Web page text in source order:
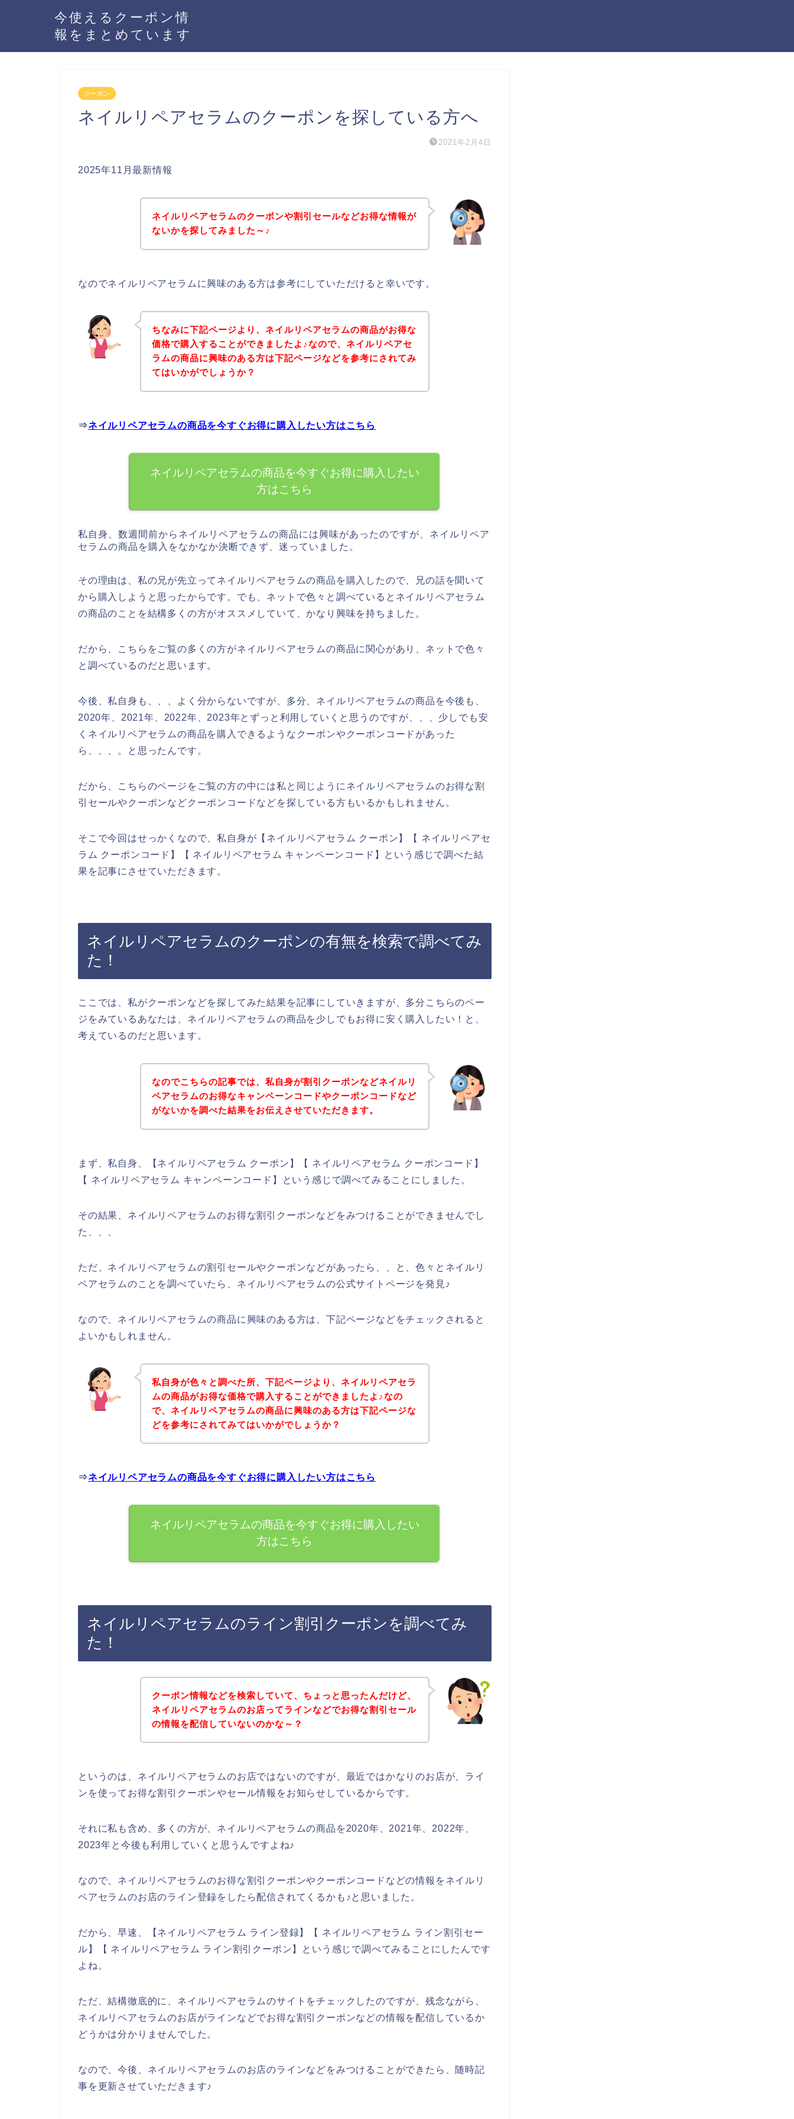
今使えるクーポン情
報をまとめています
クーポン
ネイルリペアセラムのクーポンを探している方へ
2021年2月4日
2025年11月最新情報
ネイルリペアセラムのクーポンや割引セールなどお得な情報が
ないかを探してみました～♪
なのでネイルリペアセラムに興味のある方は参考にしていただけると幸いです。
ちなみに下記ページより、ネイルリペアセラムの商品がお得な
価格で購入することができましたよ♪なので、ネイルリペアセ
ラムの商品に興味のある方は下記ページなどを参考にされてみ
てはいかがでしょうか？
⇒ネイルリペアセラムの商品を今すぐお得に購入したい方はこちら
ネイルリペアセラムの商品を今すぐお得に購入したい
方はこちら
私自身、数週間前からネイルリペアセラムの商品には興味があったのですが、ネイルリペア
セラムの商品を購入をなかなか決断できず、迷っていました。
その理由は、私の兄が先立ってネイルリペアセラムの商品を購入したので、兄の話を聞いて
から購入しようと思ったからです。でも、ネットで色々と調べているとネイルリペアセラム
の商品のことを結構多くの方がオススメしていて、かなり興味を持ちました。
だから、こちらをご覧の多くの方がネイルリペアセラムの商品に関心があり、ネットで色々
と調べているのだと思います。
今後、私自身も、、、よく分からないですが、多分、ネイルリペアセラムの商品を今後も、
2020年、2021年、2022年、2023年とずっと利用していくと思うのですが、、、少しでも安
くネイルリペアセラムの商品を購入できるようなクーポンやクーポンコードがあった
ら、、、。と思ったんです。
だから、こちらのページをご覧の方の中には私と同じようにネイルリペアセラムのお得な割
引セールやクーポンなどクーポンコードなどを探している方もいるかもしれません。
そこで今回はせっかくなので、私自身が【ネイルリペアセラム クーポン】【 ネイルリペアセ
ラム クーポンコード】【 ネイルリペアセラム キャンペーンコード】という感じで調べた結
果を記事にさせていただきます。
ネイルリペアセラムのクーポンの有無を検索で調べてみ
た！
ここでは、私がクーポンなどを探してみた結果を記事にしていきますが、多分こちらのペー
ジをみているあなたは、ネイルリペアセラムの商品を少しでもお得に安く購入したい！と、
考えているのだと思います。
なのでこちらの記事では、私自身が割引クーポンなどネイルリ
ペアセラムのお得なキャンペーンコードやクーポンコードなど
がないかを調べた結果をお伝えさせていただきます。
まず、私自身、【ネイルリペアセラム クーポン】【 ネイルリペアセラム クーポンコード】
【 ネイルリペアセラム キャンペーンコード】という感じで調べてみることにしました。
その結果、ネイルリペアセラムのお得な割引クーポンなどをみつけることができませんでし
た、、、
ただ、ネイルリペアセラムの割引セールやクーポンなどがあったら、、と、色々とネイルリ
ペアセラムのことを調べていたら、ネイルリペアセラムの公式サイトページを発見♪
なので、ネイルリペアセラムの商品に興味のある方は、下記ページなどをチェックされると
よいかもしれません。
私自身が色々と調べた所、下記ページより、ネイルリペアセラ
ムの商品がお得な価格で購入することができましたよ♪なの
で、ネイルリペアセラムの商品に興味のある方は下記ページな
どを参考にされてみてはいかがでしょうか？
⇒ネイルリペアセラムの商品を今すぐお得に購入したい方はこちら
ネイルリペアセラムの商品を今すぐお得に購入したい
方はこちら
ネイルリペアセラムのライン割引クーポンを調べてみ
た！
クーポン情報などを検索していて、ちょっと思ったんだけど、
ネイルリペアセラムのお店ってラインなどでお得な割引セール
の情報を配信していないのかな～？
というのは、ネイルリペアセラムのお店ではないのですが、最近ではかなりのお店が、ライ
ンを使ってお得な割引クーポンやセール情報をお知らせしているからです。
それに私も含め、多くの方が、ネイルリペアセラムの商品を2020年、2021年、2022年、
2023年と今後も利用していくと思うんですよね♪
なので、ネイルリペアセラムのお得な割引クーポンやクーポンコードなどの情報をネイルリ
ペアセラムのお店のライン登録をしたら配信されてくるかも♪と思いました。
だから、早速、【ネイルリペアセラム ライン登録】【 ネイルリペアセラム ライン割引セー
ル】【 ネイルリペアセラム ライン割引クーポン】という感じで調べてみることにしたんです
よね。
ただ、結構徹底的に、ネイルリペアセラムのサイトをチェックしたのですが、残念ながら、
ネイルリペアセラムのお店がラインなどでお得な割引クーポンなどの情報を配信しているか
どうかは分かりませんでした。
なので、今後、ネイルリペアセラムのお店のラインなどをみつけることができたら、随時記
事を更新させていただきます♪